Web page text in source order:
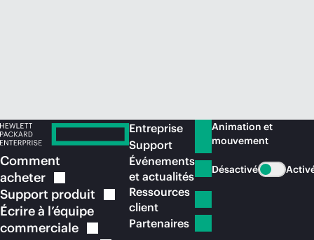
Comment
acheter
Support produit
Écrire à l’équipe
commerciale
Entreprise
Support
Événements
et actualités
Ressources
client
Partenaires
Animation et
mouvement
Désactivé